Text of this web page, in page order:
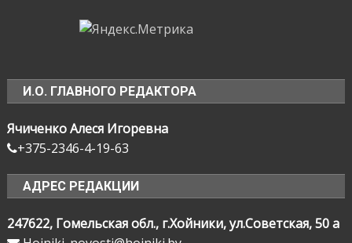
И.О. ГЛАВНОГО РЕДАКТОРА
Ячиченко Алеся Игоревна
+375-2346-4-19-63
АДРЕС РЕДАКЦИИ
247622, Гомельская обл., г.Хойники, ул.Советская, 50 а